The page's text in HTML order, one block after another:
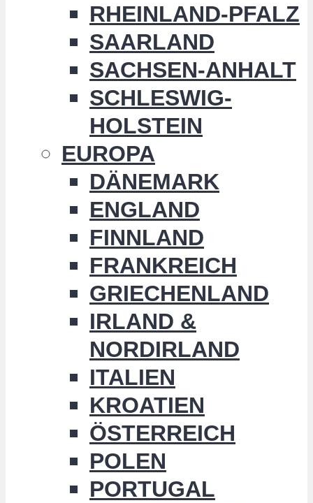
RHEINLAND-PFALZ
SAARLAND
SACHSEN-ANHALT
SCHLESWIG-
HOLSTEIN
EUROPA
DÄNEMARK
ENGLAND
FINNLAND
FRANKREICH
GRIECHENLAND
IRLAND &
NORDIRLAND
ITALIEN
KROATIEN
ÖSTERREICH
POLEN
PORTUGAL